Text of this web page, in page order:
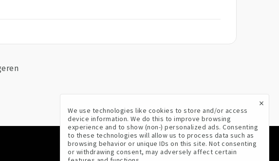
VOLG ONS
×
We use technologies like cookies to store and/or access
device information. We do this to improve browsing
experience and to show (non-) personalized ads. Consenting
to these technologies will allow us to process data such as
browsing behavior or unique IDs on this site. Not consenting
or withdrawing consent, may adversely affect certain